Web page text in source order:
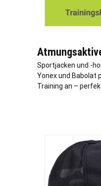
Sportjacken und -
Yonex und Babolat
Training an –